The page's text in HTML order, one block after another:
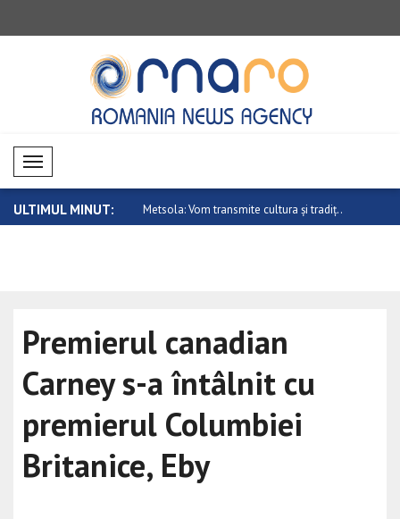
Mobil Menü
ULTIMUL MINUT:
nu este cineva care vrea Metsola: Vom transmite cultura și tradiț..
Premierul canadian
Carney s-a întâlnit cu
premierul Columbiei
Britanice, Eby